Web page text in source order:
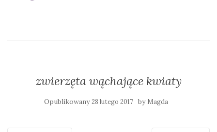
zwierzęta wąchające kwiaty
Opublikowany28 lutego 2017 by Magda